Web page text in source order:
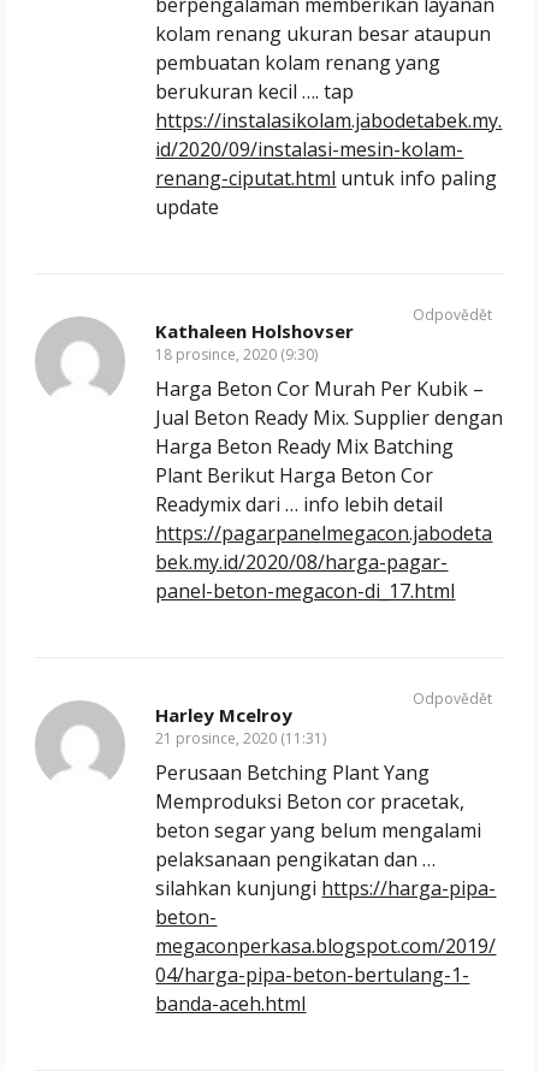
kolam renang ukuran besar ataupun
pembuatan kolam renang yang
berukuran kecil …. tap
https://instalasikolam.jabodetabek.my.
id/2020/09/instalasi-mesin-kolam-
renang-ciputat.html untuk info paling
update
Kathaleen Holshovser
18 prosince, 2020 (9:30)
Harga Beton Cor Murah Per Kubik –
Jual Beton Ready Mix. Supplier dengan
Harga Beton Ready Mix Batching
Plant Berikut Harga Beton Cor
Readymix dari … info lebih detail
https://pagarpanelmegacon.jabodeta
bek.my.id/2020/08/harga-pagar-
panel-beton-megacon-di_17.html
Odpovědět
Harley Mcelroy
21 prosince, 2020 (11:31)
Perusaan Betching Plant Yang
Memproduksi Beton cor pracetak,
beton segar yang belum mengalami
pelaksanaan pengikatan dan …
silahkan kunjungi https://harga-pipa-
beton-
megaconperkasa.blogspot.com/2019/
04/harga-pipa-beton-bertulang-1-
banda-aceh.html
Odpovědět